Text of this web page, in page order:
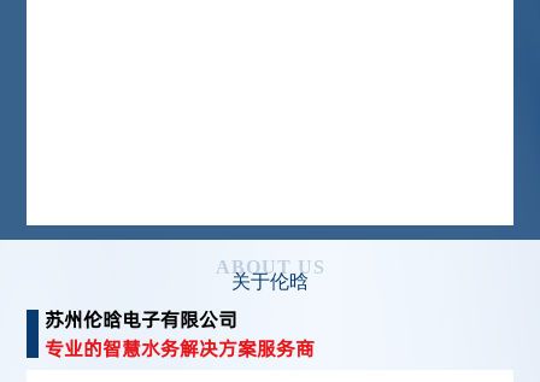
ABOUT US
关于伦晗
苏州伦晗电子有限公司
专业的智慧水务解决方案服务商